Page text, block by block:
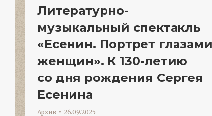
Литературно-
музыкальный спектакль
«Есенин. Портрет глазами
женщин». К 130-летию
со дня рождения Сергея
Есенина
Архив 26.09.2025